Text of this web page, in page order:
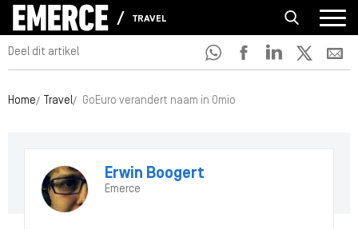
TRAVEL
Deel dit artikel
Home Travel GoEuro verandert naam in Omio
Erwin Boogert
Emerce